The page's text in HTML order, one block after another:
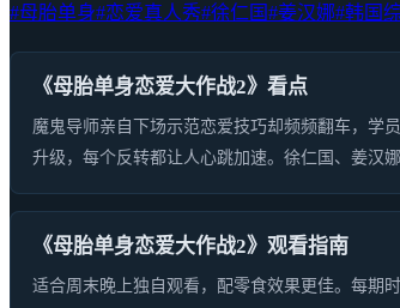
#母胎单身#恋爱真人秀#徐仁国#姜汉娜#韩国
《母胎单身恋爱大作战2》看点
魔鬼导师亲自下场示范恋爱技巧却频频翻车，学
升级，每个反转都让人心跳加速。徐仁国、姜汉
《母胎单身恋爱大作战2》观看指南
适合周末晚上独自观看，配零食效果更佳。每期